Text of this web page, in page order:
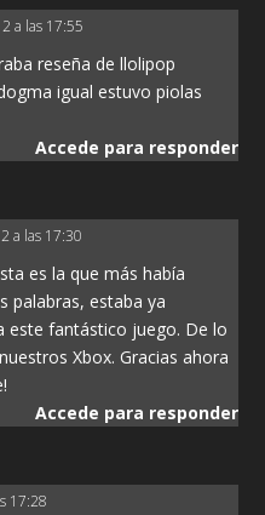
a las 17:55
reseña de llolipop
igual estuvo piolas
Accede para responder
a las 17:30
es la que más había
palabras, estaba ya
este fantástico juego. De lo
Xbox. Gracias ahora
Accede para responder
17:28